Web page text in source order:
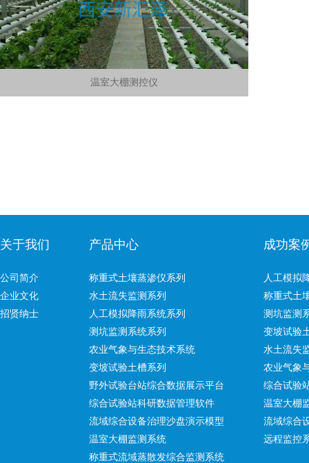
温室大棚测控仪
关于我们
公司简介
企业文化
招贤纳士
产品中心
称重式土壤蒸渗仪系列
水土流失监测系列
人工模拟降雨系统系列
测坑监测系统系列
农业气象与生态技术系统
变坡试验土槽系列
野外试验台站综合数据展示平台
综合试验站科研数据管理软件
流域综合设备治理沙盘演示模型
温室大棚监测系统
称重式流域蒸散发综合监测系统
成功案
人工模拟
称重式土
测坑监测
变坡试验
水土流失
农业气象
综合试验
温室大棚
流域综合
远程监控